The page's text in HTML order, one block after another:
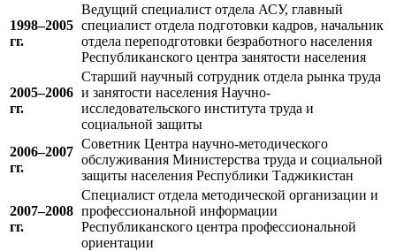
1998–2005
гг.
Ведущий специалист отдела АСУ, главный
специалист отдела подготовки кадров, начальник
отдела переподготовки безработного населения
Республиканского центра занятости населения
2005–2006
гг.
Старший научный сотрудник отдела рынка труда
и занятости населения Научно-
исследовательского института труда и
социальной защиты
2006–2007
гг.
Советник Центра научно-методического
обслуживания Министерства труда и социальной
защиты населения Республики Таджикистан
2007–2008
гг.
Специалист отдела методической организации и
профессиональной информации
Республиканского центра профессиональной
ориентации